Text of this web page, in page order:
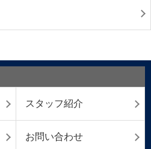
スタッフ紹介
お問い合わせ